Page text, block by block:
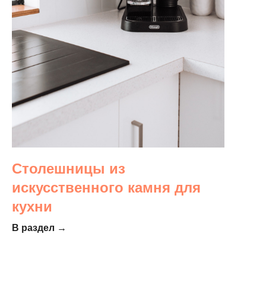
Столешницы из
искусственного камня для
кухни
В раздел →